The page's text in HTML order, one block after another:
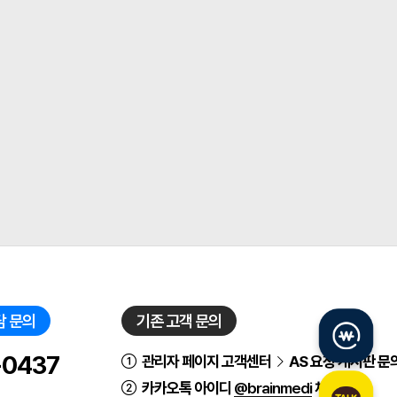
문의 기존 고객 문의
관리자 페이지 고객센터
AS 요청 게시판 문
카카오톡 아이디 @brainmedi채팅 상담